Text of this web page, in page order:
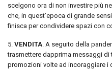
scelgono ora di non investire più
che, in quest’epoca di grande
finisca per condividere spazi con
5. VENDITA . A seguito della
trasmettere dapprima messaggi
promozioni volte ad incoraggiare i